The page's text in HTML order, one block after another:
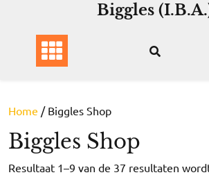
Biggles
Home / Biggles Shop
Biggles Shop
Resultaat 1–9 van de 37 resultaten